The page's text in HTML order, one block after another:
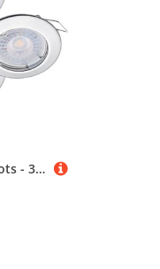
Oktaplex 6er Set LED Spots - 3 Stufen dimmbar - 4,8W 3000K 230V 380lm Warmweiß 110° - Deckenspot Chrom Lochmaß 60mm Deckenstrahler Sedan